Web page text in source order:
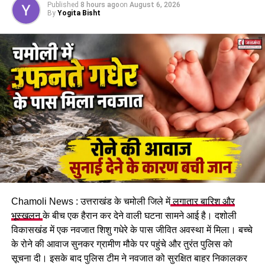
सम्मानित
महिला सशक्तिकरण एवं बाल विकासमंत्री रेखा आर्याने कहा कि तीलू
रौतेली राज्य स्त्री शक्ति पुरस्कार उत्तराखंड की उन महिलाओं को समर्पित
है जिन्होंने संघर्ष, साहस और समर्पण से समाज में नई पहचान बनाई है।
उन्होंने कहा कि इस वर्ष चयनित महिलाओं ने संस्कृति, खेल, वैज्ञानिक शोध,
पर्यावरण संरक्षण, कृषि, स्वरोजगार, समाजसेवा, महिला सशक्तीकरण और
दिव्यांगजन कल्याण जैसे क्षेत्रों में उल्लेखनीय योगदान दिया है।
Published 8 hours agoon August 6, 2026
By Yogita Bisht
Chamoli News : उत्तराखंड के चमोली जिले मेंलगातार बारिश और
भूस्खलनके बीच एक हैरान कर देने वाली घटना सामने आई है। दशोली
विकासखंड में एक नवजात शिशु गधेरे के पास जीवित अवस्था में मिला। बच्चे
के रोने की आवाज सुनकर ग्रामीण मौके पर पहुंचे और तुरंत पुलिस को
सूचना दी। इसके बाद पुलिस टीम ने नवजात को सुरक्षित बाहर निकालकर